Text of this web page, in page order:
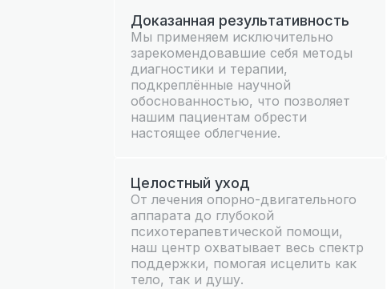
Доказанная результативность
Мы применяем исключительно
зарекомендовавшие себя методы
диагностики и терапии,
подкреплённые научной
обоснованностью, что позволяет
нашим пациентам обрести
настоящее облегчение.
Целостный уход
От лечения опорно-двигательного
аппарата до глубокой
психотерапевтической помощи,
наш центр охватывает весь спектр
поддержки, помогая исцелить как
тело, так и душу.